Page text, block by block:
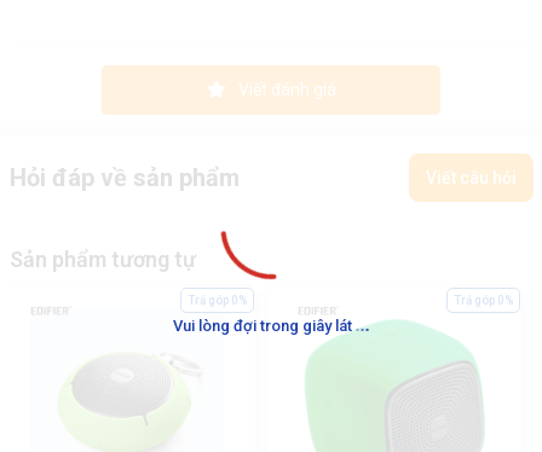
Vui lòng đợi trong giây lát ...
Viết đánh giá
Hỏi đáp về sản phẩm Viết câu hỏi
Sản phẩm tương tự
Trả góp 0% Trả góp 0%